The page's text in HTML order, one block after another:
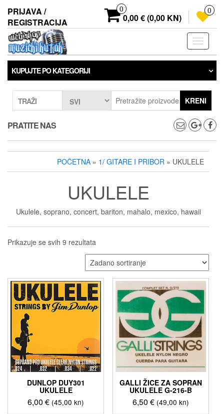
sadržaj
PRIJAVA /
REGISTRACIJA
0
0,00 € (0,00 KN)
0
KUPUJTE PO KATEGORIJI
TRAŽI KRENI
PRATITE NAS
POČETNA » 1/ GITARE I PRIBOR » UKULELE
UKULELE
Ukulele, soprano, concert, bariton, mahalo, mexico, hawaii
Prikazuje se svih 9 rezultata
DUNLOP DUY301
UKULELE
6,00€ (45,00 kn)
GALLI ŽICE ZA SOPRAN
UKULELE G-216-B
6,50 € (49,00 kn)